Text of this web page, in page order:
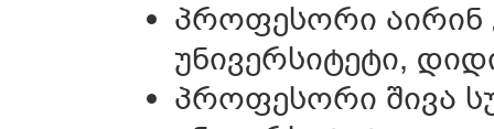
პროფესორი აირინ
უნივერსიტეტი,
პროფესორი შივა